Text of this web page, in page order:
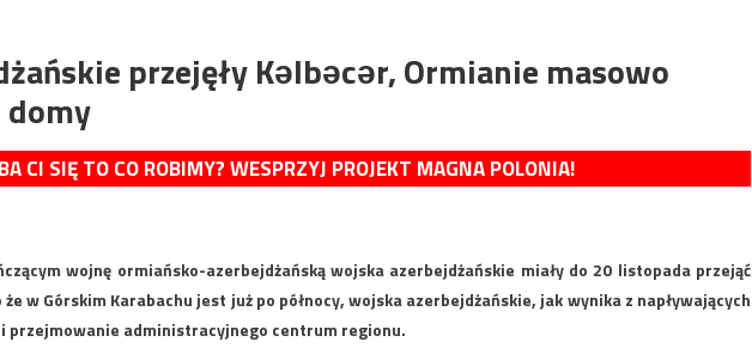
przejęły Kəlbəcər, Ormianie masowo
CI SIĘ TO CO ROBIMY? WESPRZYJ PROJEKT MAGNA POLONIA!
wojnę ormiańsko-azerbejdżańską wojska azerbejdżańskie miały do 20 listopada przejąć
w Górskim Karabachu jest już po północy, wojska azerbejdżańskie, jak wynika z napływających
administracyjnego centrum regionu.